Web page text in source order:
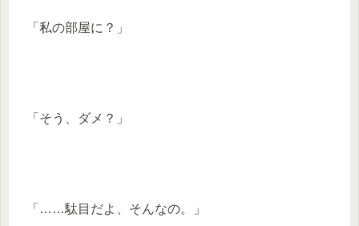
「私の部屋に？」
「そう、ダメ？」
「……駄目だよ、そんなの。」